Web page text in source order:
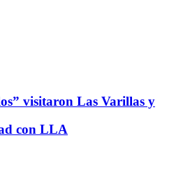
visitaron Las Varillas y
con LLA